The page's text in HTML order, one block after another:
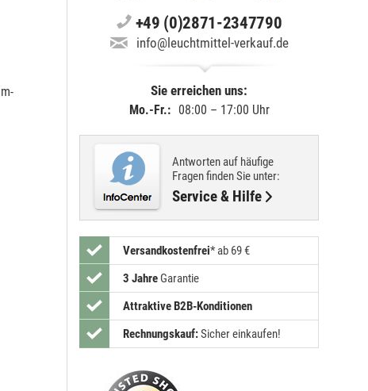
+49 (0)2871-2347790
info@leuchtmittel-verkauf.de
Sie erreichen uns:
Mo.-Fr.: 08:00 – 17:00 Uhr
Antworten auf häufige
Fragen finden Sie unter:
Service & Hilfe
Versandkostenfrei* ab 69 €
3 Jahre Garantie
Attraktive B2B-Konditionen
Rechnungskauf:Sicher einkaufen!